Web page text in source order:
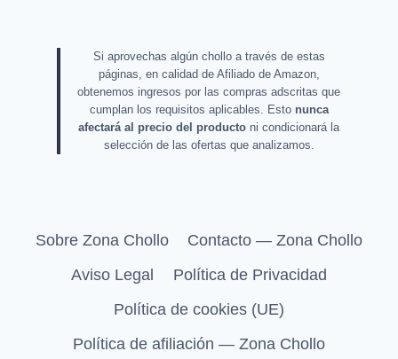
Si aprovechas algún chollo a través de estas
páginas, en calidad de Afiliado de Amazon,
obtenemos ingresos por las compras adscritas que
cumplan los requisitos aplicables. Esto nunca
afectará al precio del producto ni condicionará la
selección de las ofertas que analizamos.
Sobre Zona Chollo
Contacto — Zona Chollo
Aviso Legal
Política de Privacidad
Política de cookies (UE)
Política de afiliación — Zona Chollo